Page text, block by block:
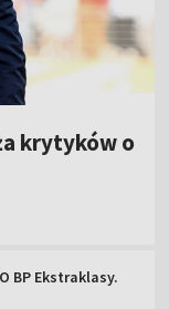
krytyków o
BP Ekstraklasy.